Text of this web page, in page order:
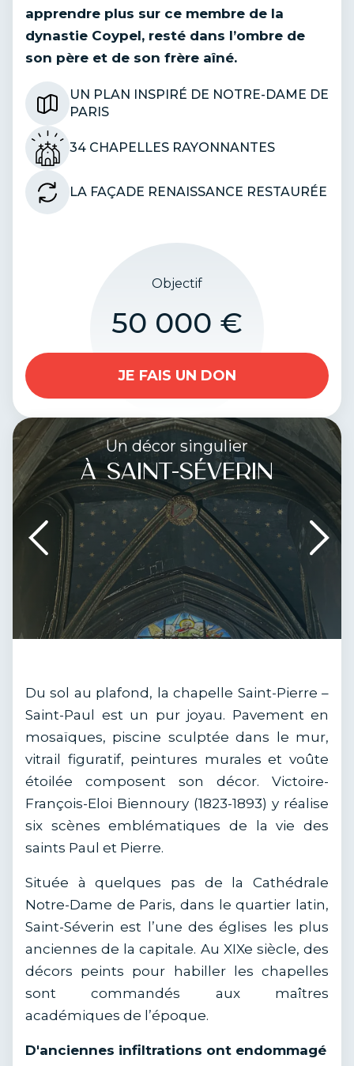
apprendre plus sur ce membre de la
dynastie Coypel, resté dans l’ombre de
son père et de son frère aîné.
UN PLAN INSPIRÉ DE NOTRE-DAME DE
PARIS
34 CHAPELLES RAYONNANTES
LA FAÇADE RENAISSANCE RESTAURÉE
Objectif
50 000 €
JE FAIS UN DON
Un décor singulier
À SAINT-SÉVERIN
Du sol au plafond, la chapelle Saint-Pierre –
Saint-Paul est un pur joyau. Pavement en
mosaïques, piscine sculptée dans le mur,
vitrail figuratif, peintures murales et voûte
étoilée composent son décor. Victoire-
François-Eloi Biennoury (1823-1893) y réalise
six scènes emblématiques de la vie des
saints Paul et Pierre.
Située à quelques pas de la Cathédrale
Notre-Dame de Paris, dans le quartier latin,
Saint-Séverin est l’une des églises les plus
anciennes de la capitale. Au XIXe siècle, des
décors peints pour habiller les chapelles
sont commandés aux maîtres
académiques de l’époque.
D'anciennes infiltrations ont endommagé